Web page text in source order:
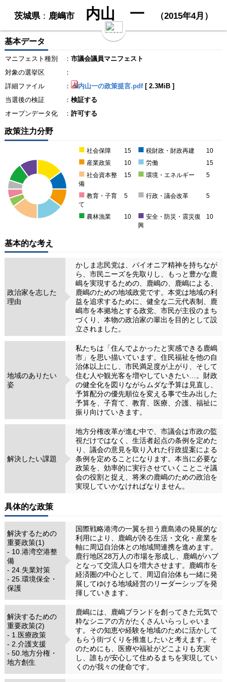
茨城県： 鹿嶋市 内山 一 （2015年4月）
基本データ
マニフェスト種別 ： 市議会議員マニフェスト
対象の選挙区
：
詳細ファイル
： 内山一の政策提言.pdf[ 2.3MiB]
当選後の検証
： 検証する
オープンデータ化
： 許可する
政策注力分野
■ 社会保障 15 ■ 税財政・財政再建 10
■ 産業政策 10 ■ 労働 15
■ 社会資本整
備
15 ■ 環境・エネルギー 5
■ 教育・子育
て
5 ■ 行政・議会改革 5
■ 農林漁業 10 ■ 安全・防災・震災復
興
10
基本的な考え
政治家を志した
理由
かしま志民党は、パイオニア精神を持ちなが
ら、市民ニーズを先取りし、もっと豊かな鹿
嶋を実現するための、鹿嶋の、鹿嶋による、
鹿嶋のための地域政党です。本党は地域の利
益を追求するために、健全な二元代表制、鹿
嶋市を本拠地とする政党、市民が主役のまち
づくり、本物の政治家の輩出を目的として設
立されました。
地域のありたい
姿
私たちは「住んでよかったと実感できる鹿嶋
市」を思い描いています。住民福祉を他の自
治体以上にし、市民満足度が上がり、そして
住む人や観光客を増やしていきたい…。財政
の健全化を図りながらムダな予算は見直し、
予算配分の優先順位を変える事で生み出した
予算を、子育て、教育、医療、介護、福祉に
振り向けていきます。
解決したい課題
地方分権改革が進む中で、市議会は市政の監
視だけではなく、生活者起点の条例を定めた
り、議会の意見を取り入れた行政提案による
条例を定めることになります。本当に必要な
政策を、効率的に実行させていくことこそ議
会の役割と捉え、将来の鹿嶋のための政治を
実現していかなければなりません。
具体的な政策
解決するための
重要政策(1)
- 10.港湾空港整
備
- 24.失業対策
- 25.環境保全・
保護
国際戦略港湾の一翼を担う鹿島港の発展的な
利用により、鹿嶋が誇る生活・文化・産業を
軸に周辺自治体との地域間連携を進めます。
鹿行地区28万人の市場を形成し、鹿嶋がハブ
となって交流人口を増大させます。鹿嶋市を
経済圏の中心として、周辺自治体も一緒に発
展してゆける地域経営のリーダーシップを発
揮していきます。
解決するための
重要政策(2)
- 1.医療政策
- 2.介護支援
- 50.地方分権・
地方創生
鹿嶋には、鹿嶋ブランドを創ってきた元気で
粋なシニアの方がたくさんいらっしゃいま
す。その知恵や経験を地域のために活かして
もらう街づくりを推進したいと考えます。そ
のためにも、医療や福祉がどこよりも充実
し、誰もが安心して住めるまちを実現してい
くのが我々の使命です。